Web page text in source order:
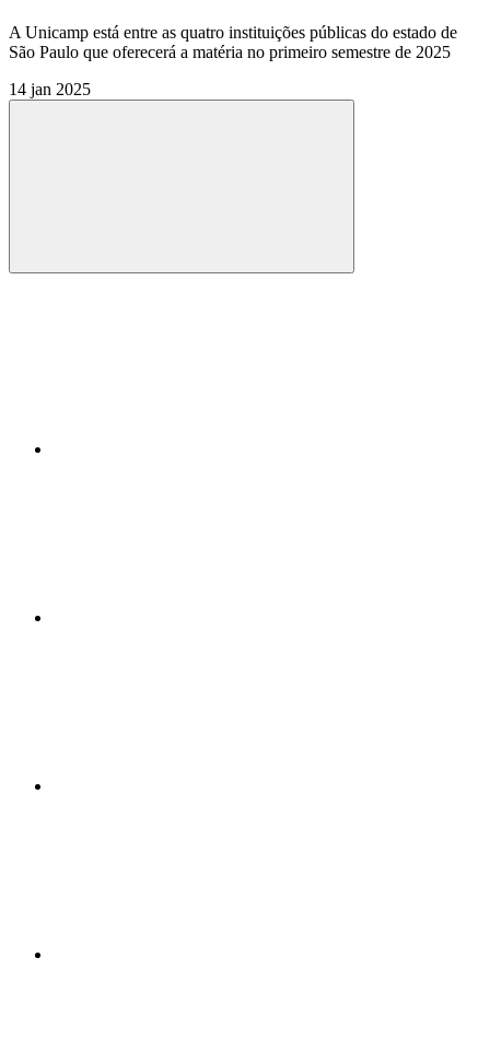
A Unicamp está entre as quatro instituições públicas do estado de
São Paulo que oferecerá a matéria no primeiro semestre de 2025
14 jan 2025
Compartilhar